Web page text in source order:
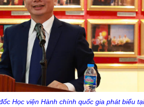
Học viện Hành chính quốc gia phát biểu